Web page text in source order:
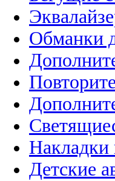
Обманки
Накладки
Детские